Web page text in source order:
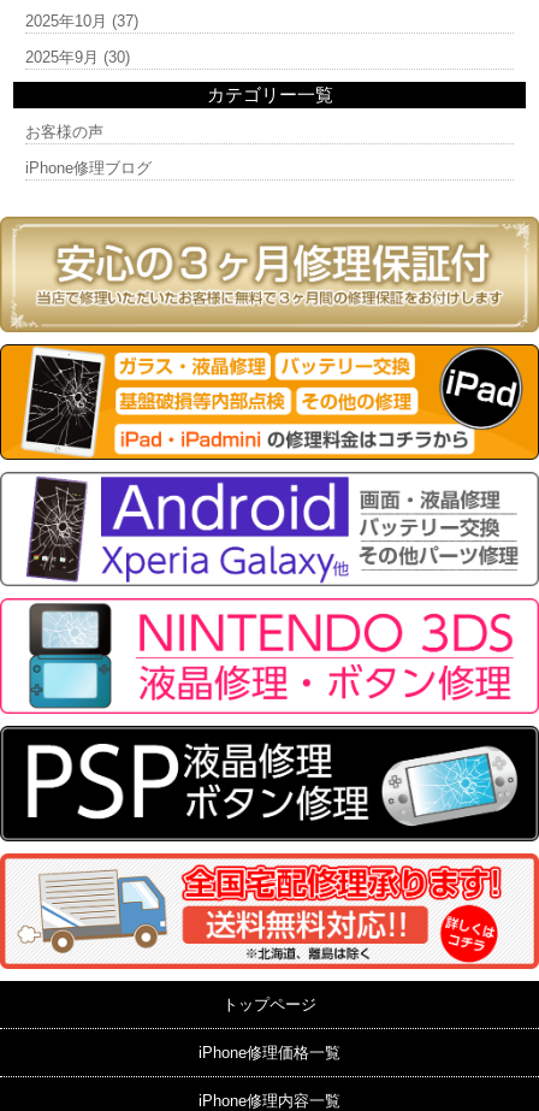
2025年10月 (37)
2025年9月 (30)
カテゴリー一覧
お客様の声
iPhone修理ブログ
トップページ
iPhone修理価格一覧
iPhone修理内容一覧